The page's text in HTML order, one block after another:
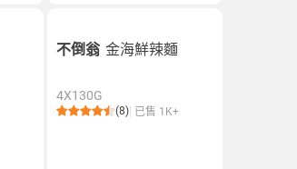
不倒翁 金海鮮辣麵
4X130G
(8) 已售 1K+